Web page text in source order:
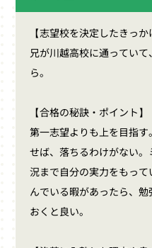
【志望校を決定したきっか
兄が川越高校に通ってい
ら。
【合格の秘訣・ポイント】
第一志望よりも上を目指
せば、落ちるわけがない
況まで自分の実力をもっ
んでいる暇があったら、
おくと良い。